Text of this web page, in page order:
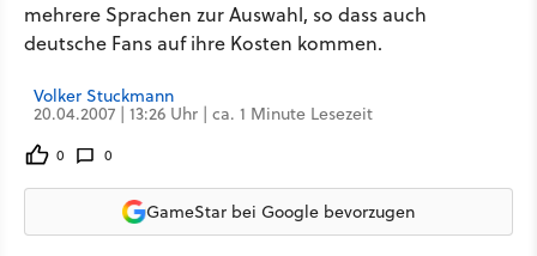
mehrere Sprachen zur Auswahl, so dass auch
deutsche Fans auf ihre Kosten kommen.
Volker Stuckmann
20.04.2007 | 13:26 Uhr | ca. 1 Minute Lesezeit
0 0
GameStar bei Google bevorzugen